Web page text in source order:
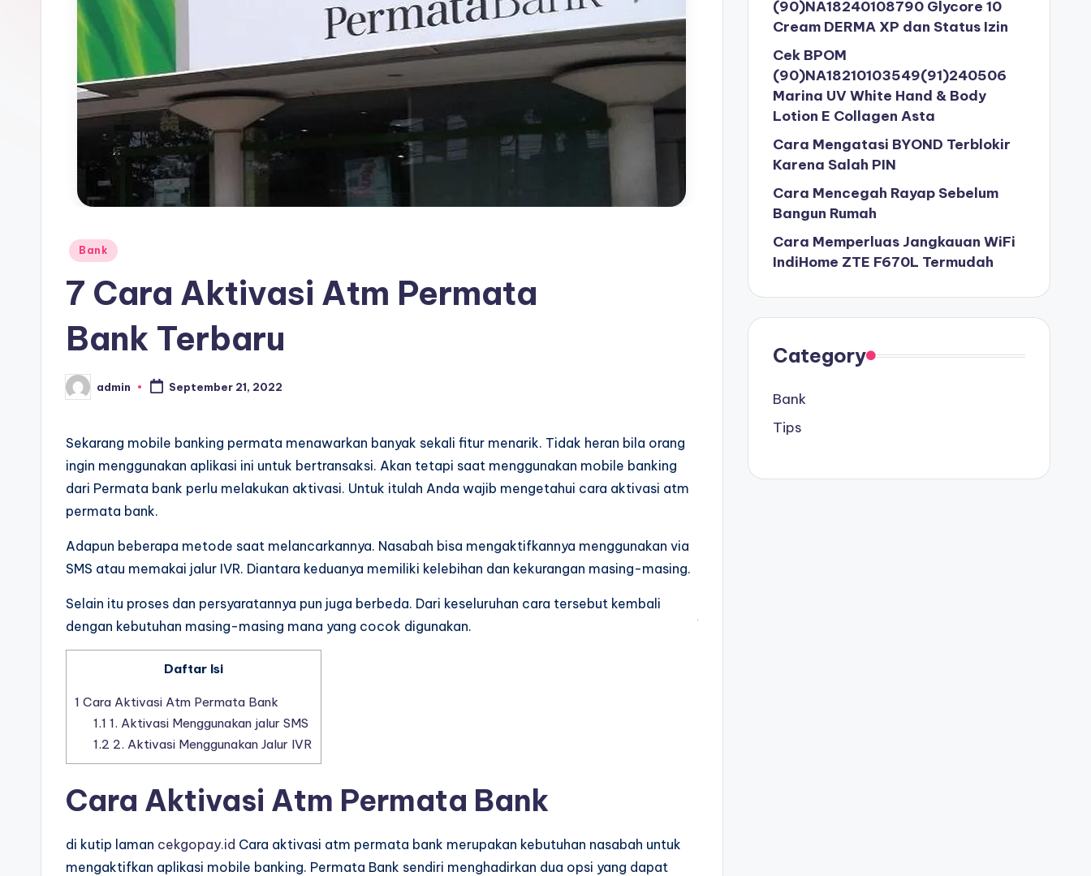
Posted
Bank
7 Cara Aktivasi Atm Permata
Bank Terbaru
Posted
by
admin September 21, 2022
Sekarang mobile banking permata menawarkan banyak sekali fitur menarik. Tidak heran bila orang
ingin menggunakan aplikasi ini untuk bertransaksi. Akan tetapi saat menggunakan mobile banking
dari Permata bank perlu melakukan aktivasi. Untuk itulah Anda wajib mengetahui cara aktivasi atm
permata bank.
Adapun beberapa metode saat melancarkannya. Nasabah bisa mengaktifkannya menggunakan via
SMS atau memakai jalur IVR. Diantara keduanya memiliki kelebihan dan kekurangan masing-masing.
Selain itu proses dan persyaratannya pun juga berbeda. Dari keseluruhan cara tersebut kembali
dengan kebutuhan masing-masing mana yang cocok digunakan.
Daftar Isi
1 Cara Aktivasi Atm Permata Bank
1.1 1. Aktivasi Menggunakan jalur SMS
1.2 2. Aktivasi Menggunakan Jalur IVR
Cara Aktivasi Atm Permata Bank
di kutip laman cekgopay.id Cara aktivasi atm permata bank merupakan kebutuhan nasabah untuk
mengaktifkan aplikasi mobile banking. Permata Bank sendiri menghadirkan dua opsi yang dapat
(90)NA18240108790 Glycore 10
Cream DERMA XP dan Status Izin
Cek BPOM
(90)NA18210103549(91)240506
Marina UV White Hand & Body
Lotion E Collagen Asta
Cara Mengatasi BYOND Terblokir
Karena Salah PIN
Cara Mencegah Rayap Sebelum
Bangun Rumah
Cara Memperluas Jangkauan WiFi
IndiHome ZTE F670L Termudah
Category
Bank
Tips